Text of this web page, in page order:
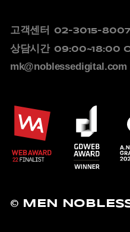
고객센터 02-3015-8007
상담시간 09:00~18:00
mk@noblessedigital.com
© MEN